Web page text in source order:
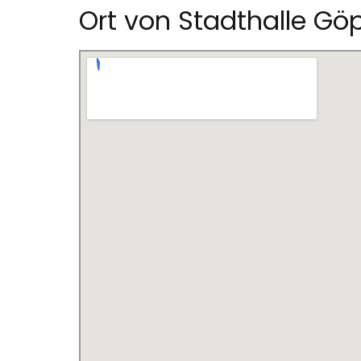
Ort von Stadthalle